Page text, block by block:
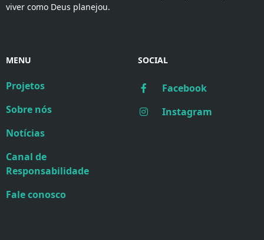
viver como Deus planejou.
MENU
Projetos
Sobre nós
Notícias
Canal de
Responsabilidade
Fale conosco
SOCIAL
Facebook
Instagram